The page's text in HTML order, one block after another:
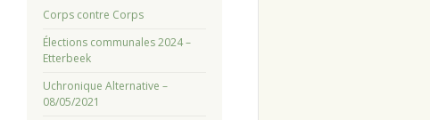
Corps contre Corps
Élections communales 2024 –
Etterbeek
Uchronique Alternative –
08/05/2021